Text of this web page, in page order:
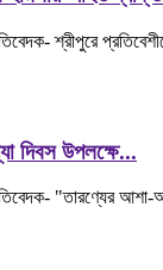
শ্রীপুরে
দিবস উপলক্ষে...
"তারণ্যের